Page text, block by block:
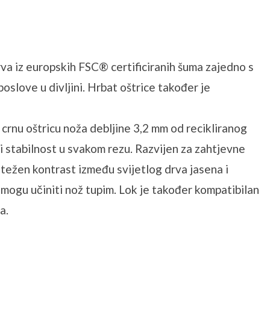
iz europskih FSC® certificiranih šuma zajedno s
u divljini. Hrbat oštrice također je
oštricu noža debljine 3,2 mm od recikliranog
u svakom rezu. Razvijen za zahtjevne
kontrast između svijetlog drva jasena i
učiniti nož tupim. Lok je također kompatibilan